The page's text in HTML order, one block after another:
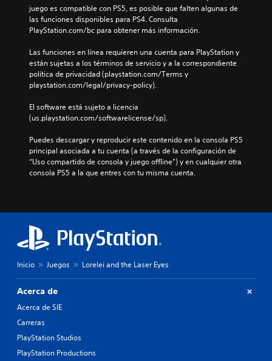
juego es compatible con PS5, es posible que falten algunas de
las funciones disponibles para PS4. Consulta
PlayStation.com/bc para obtener más información.
Las funciones en línea requieren una cuenta para PlayStation y
están sujetas a los términos de servicio y a la correspondiente
política de privacidad (playstation.com/Terms y
playstation.com/legal/privacy-policy).
El software está sujeto a licencia
(us.playstation.com/softwarelicense/sp).
Puedes descargar y reproducir este contenido en la consola PS5
principal asociada a tu cuenta (a través de la configuración de
“Uso compartido de consola y juego offline”) y en cualquier otra
consola PS5 a la que entres con tu misma cuenta.
Inicio Juegos Lorelei and the Laser Eyes
Acerca de
Acerca de SIE
Carreras
PlayStation Studios
PlayStation Productions